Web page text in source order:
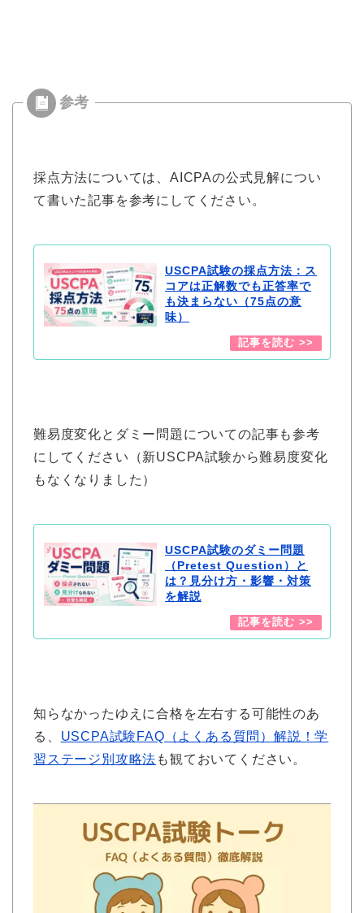
採点方法については、AICPAの公式見解につい
て書いた記事を参考にしてください。
USCPA試験の採点方法：ス
コアは正解数でも正答率で
も決まらない（75点の意
味）
難易度変化とダミー問題についての記事も参考
にしてください（新USCPA試験から難易度変化
もなくなりました）
USCPA試験のダミー問題
（Pretest Question）と
は？見分け方・影響・対策
を解説
知らなかったゆえに合格を左右する可能性のあ
る、 USCPA試験FAQ（よくある質問）解説！学
習ステージ別攻略法 も観ておいてください。